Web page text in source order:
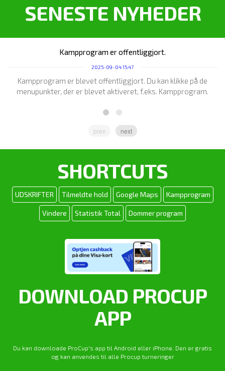
SENESTE NYHEDER
Kampprogram er offentliggjort.
2025-09-04 15:47
Kampprogram er blevet offentliggjort. Du kan klikke på de
menupunkter, der er blevet aktiveret, f.eks. Kampprogram.
prev next
SHORTCUTS
UDSKRIFTER Tilmeldte hold Google Maps Kampprogram
Vindere Statistik Total Dommer program
DOWNLOAD PROCUP
APP
Du kan downloade ProCup's app til Android eller iPhone. Den er gratis
og kan anvendes til alle Procup turneringer